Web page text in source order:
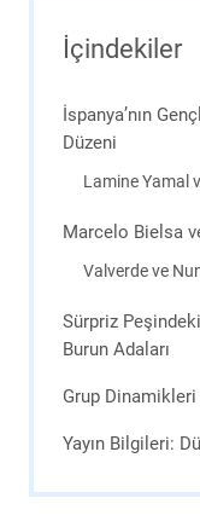
İçindekiler
İspanya’nın
Düzeni
Lamine Yamal
Marcelo Bielsa
Valverde ve
Sürpriz
Burun Adaları
Grup Dinamikleri
Yayın Bilgileri: